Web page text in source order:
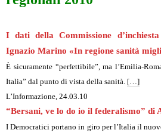
I dati della Commissione
Ignazio Marino «In regione sanità
È sicuramente “perfettibile”, ma l’Emilia-
Italia” dal punto di vista della sanità. […]
L’Informazione, 24.03.10
“Bersani, ve lo do io il federalismo” di
I Democratici portano in giro per l’Italia il